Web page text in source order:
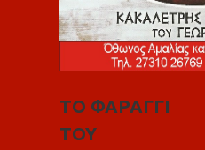
ΤΟ ΦΑΡΑΓΓΙ
ΤΟΥ